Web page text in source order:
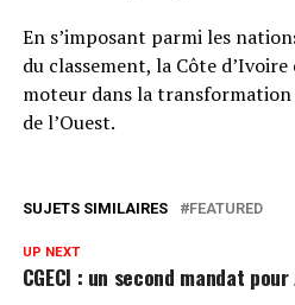
En s’imposant parmi les
du classement, la Côte
moteur dans la transformation
de l’Ouest.
SUJETS SIMILAIRES FEATURED
UP NEXT
CGECI : un second mandat